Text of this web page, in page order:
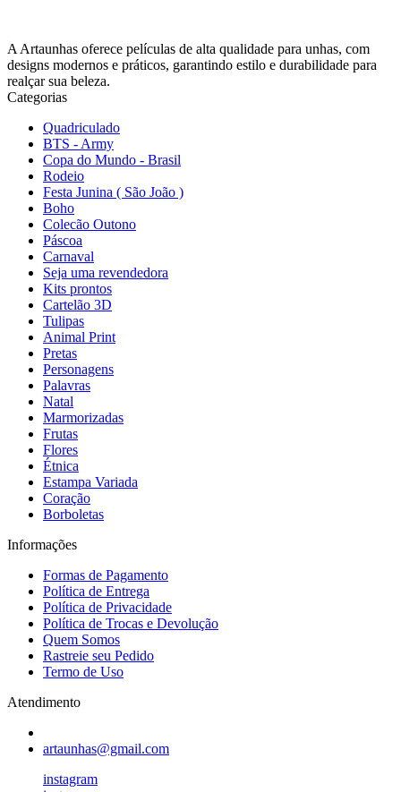
A Artaunhas oferece películas de alta qualidade para unhas, com
designs modernos e práticos, garantindo estilo e durabilidade para
realçar sua beleza.
Categorias
Quadriculado
BTS - Army
Copa do Mundo - Brasil
Rodeio
Festa Junina ( São João )
Boho
Colecão Outono
Páscoa
Carnaval
Seja uma revendedora
Kits prontos
Cartelão 3D
Tulipas
Animal Print
Pretas
Personagens
Palavras
Natal
Marmorizadas
Frutas
Flores
Étnica
Estampa Variada
Coração
Borboletas
Informações
Formas de Pagamento
Política de Entrega
Política de Privacidade
Política de Trocas e Devolução
Quem Somos
Rastreie seu Pedido
Termo de Uso
Atendimento
artaunhas@gmail.com
instagram